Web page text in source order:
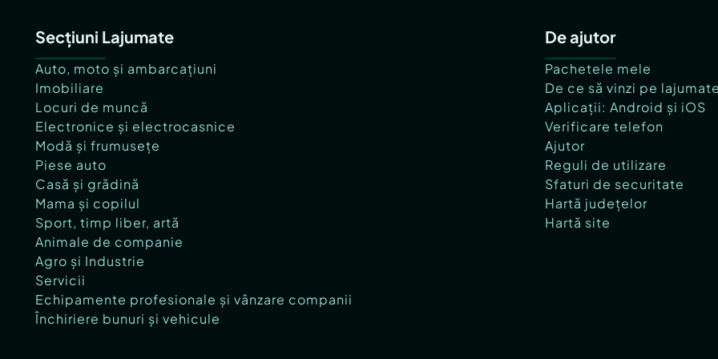
Secțiuni Lajumate
Auto, moto și ambarcațiuni
Imobiliare
Locuri de muncă
Electronice și electrocasnice
Modă și frumusețe
Piese auto
Casă și grădină
Mama și copilul
Sport, timp liber, artă
Animale de companie
Agro și Industrie
Servicii
Echipamente profesionale și vânzare companii
Închiriere bunuri și vehicule
De ajutor
Pachetele mele
De ce să vinzi pe
Aplicații: Android și iOS
Verificare telefon
Ajutor
Reguli de utilizare
Sfaturi de securitate
Hartă județelor
Hartă site